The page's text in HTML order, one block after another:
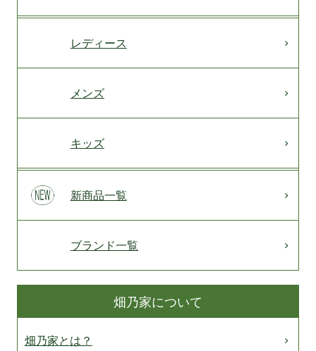
レディース
メンズ
キッズ
新商品一覧
ブランド一覧
畑乃家について
畑乃家とは？